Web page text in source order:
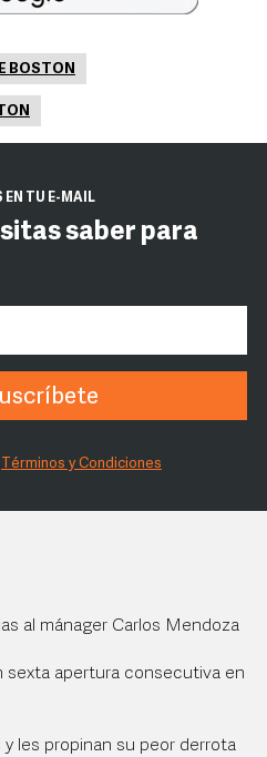
BOSTON
EN TU E-MAIL
saber para
Términos y Condiciones
al mánager Carlos Mendoza
sexta apertura consecutiva en
y les propinan su peor derrota